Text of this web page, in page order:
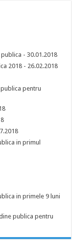
- 30.01.2018
2018 - 26.02.2018
pentru
in primul
in primele 9 luni
publica pentru